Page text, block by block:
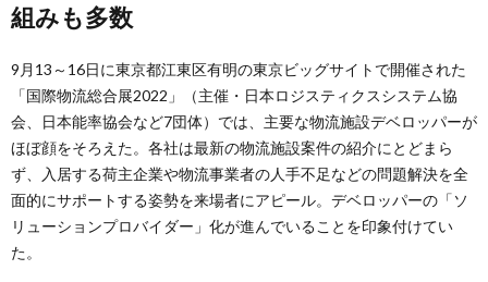
組みも多数
9月13～16日に東京都江東区有明の東京ビッグサイトで開催された
「国際物流総合展2022」（主催・日本ロジスティクスシステム協
会、日本能率協会など7団体）では、主要な物流施設デベロッパーが
ほぼ顔をそろえた。各社は最新の物流施設案件の紹介にとどまら
ず、入居する荷主企業や物流事業者の人手不足などの問題解決を全
面的にサポートする姿勢を来場者にアピール。デベロッパーの「ソ
リューションプロバイダー」化が進んでいることを印象付けてい
た。